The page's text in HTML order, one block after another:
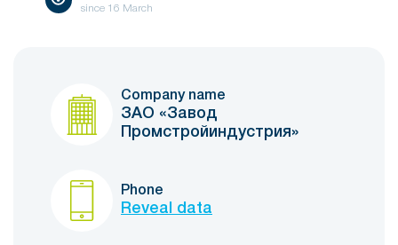
since 16 March
Company name
ЗАО «Завод
Промстройиндустрия»
Phone
Reveal data